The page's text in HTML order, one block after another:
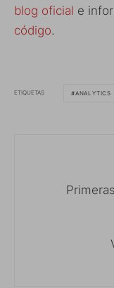
blog oficial e
código.
ETIQUETAS ANALYTICS